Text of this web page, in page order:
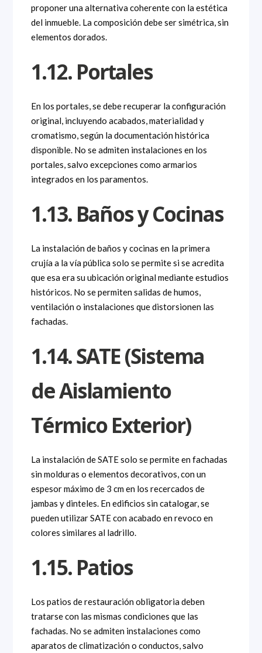
proponer una alternativa coherente con la estética
del inmueble. La composición debe ser simétrica, sin
elementos dorados.
1.12. Portales
En los portales, se debe recuperar la configuración
original, incluyendo acabados, materialidad y
cromatismo, según la documentación histórica
disponible. No se admiten instalaciones en los
portales, salvo excepciones como armarios
integrados en los paramentos.
1.13. Baños y Cocinas
La instalación de baños y cocinas en la primera
crujía a la vía pública solo se permite si se acredita
que esa era su ubicación original mediante estudios
históricos. No se permiten salidas de humos,
ventilación o instalaciones que distorsionen las
fachadas.
1.14. SATE (Sistema
de Aislamiento
Térmico Exterior)
La instalación de SATE solo se permite en fachadas
sin molduras o elementos decorativos, con un
espesor máximo de 3 cm en los recercados de
jambas y dinteles. En edificios sin catalogar, se
pueden utilizar SATE con acabado en revoco en
colores similares al ladrillo.
1.15. Patios
Los patios de restauración obligatoria deben
tratarse con las mismas condiciones que las
fachadas. No se admiten instalaciones como
aparatos de climatización o conductos, salvo